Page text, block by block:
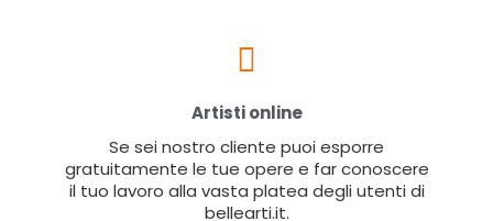
Artisti online
Se sei nostro cliente puoi esporre
gratuitamente le tue opere e far conoscere
il tuo lavoro alla vasta platea degli utenti di
bellearti.it.